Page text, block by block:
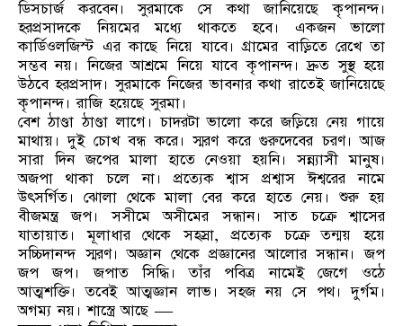
ডিসচার্জ করবেন। সুরমাকে সে কথা জানিয়েছে কৃপানন্দ।
হরপ্রসাদকে নিয়মের মধ্যে থাকতে হবে। একজন ভালো
কার্ডিওলজিস্ট এর কাছে নিয়ে যাবে। গ্রামের বাড়িতে রেখে তা
সম্ভব নয়। নিজের আশ্রমে নিয়ে যাবে কৃপানন্দ। দ্রুত সুস্থ হয়ে
উঠবে হরপ্রসাদ। সুরমাকে নিজের ভাবনার কথা রাতেই জানিয়েছে
কৃপানন্দ। রাজি হয়েছে সুরমা।
বেশ ঠাণ্ডা ঠাণ্ডা লাগে। চাদরটা ভালো করে জড়িয়ে নেয় গায়ে
মাথায়। দুই চোখ বন্ধ করে। স্মরণ করে গুরুদেবের চরণ। আজ
সারা দিন জপের মালা হাতে নেওয়া হয়নি। সন্ন্যাসী মানুষ।
অজপা থাকা চলে না। প্রত্যেক শ্বাস প্রশ্বাস ঈশ্বরের নামে
উৎসর্গিত। ঝোলা থেকে মালা বের করে হাতে নেয়। শুরু হয়
বীজমন্ত্র জপ। সসীমে অসীমের সন্ধান। সাত চক্রে শ্বাসের
যাতায়াত। মূলাধার থেকে সহস্রা, প্রত্যেক চক্রে তন্ময় হয়ে
সচ্চিদানন্দ স্মরণ। অজ্ঞান থেকে প্রজ্ঞানের আলোর সন্ধান। জপ
জপ জপ। জপাত সিদ্ধি। তাঁর পবিত্র নামেই জেগে ওঠে
আত্মশক্তি। তবেই আত্মজ্ঞান লাভ। সহজ নয় সে পথ। দুর্গম।
অগম্য নয়। শাস্ত্রে আছে —